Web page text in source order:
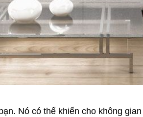
Nó có thể khiến cho không